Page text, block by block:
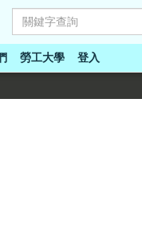
勞工大學 登入